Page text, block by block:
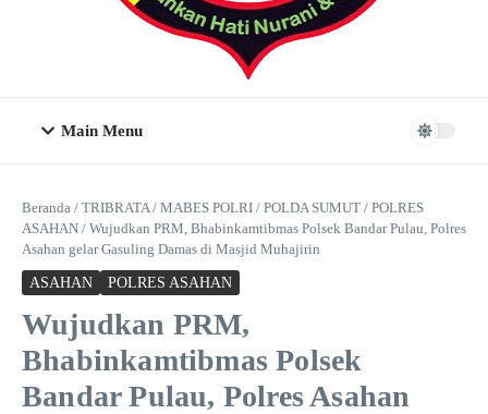
Main Menu
Beranda / TRIBRATA/ MABES POLRI / POLDA SUMUT / POLRES
ASAHAN / Wujudkan PRM, Bhabinkamtibmas Polsek Bandar Pulau, Polres
Asahan gelar Gasuling Damas di Masjid Muhajirin
ASAHAN POLRES ASAHAN
Wujudkan PRM,
Bhabinkamtibmas Polsek
Bandar Pulau, Polres Asahan